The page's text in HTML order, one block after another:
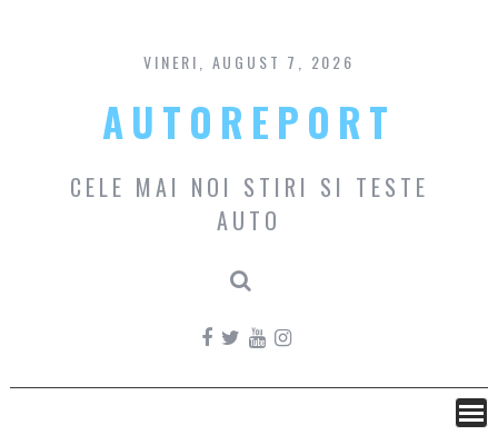
content
VINERI, AUGUST 7, 2026
AUTOREPORT
CELE MAI NOI STIRI SI TESTE
AUTO